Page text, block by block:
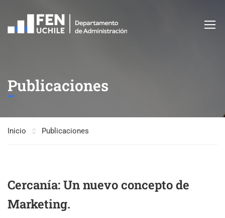
Publicaciones
Inicio Publicaciones
Cercanía: Un nuevo concepto de
Marketing.